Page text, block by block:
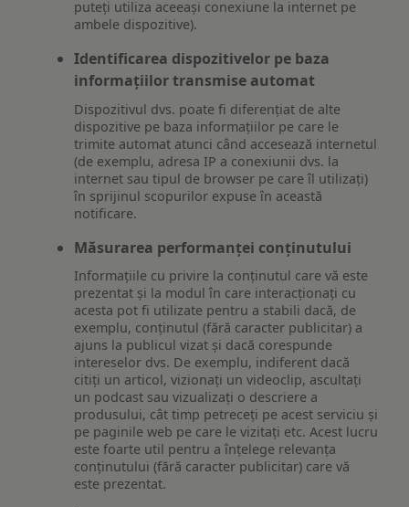
puteți utiliza aceeași conexiune la internet pe
ambele dispozitive).
Identificarea dispozitivelor pe baza
informațiilor transmise automat
Dispozitivul dvs. poate fi diferențiat de alte
dispozitive pe baza informațiilor pe care le
trimite automat atunci când accesează internetul
(de exemplu, adresa IP a conexiunii dvs. la
internet sau tipul de browser pe care îl utilizați)
în sprijinul scopurilor expuse în această
notificare.
Măsurarea performanței conținutului
Informațiile cu privire la conținutul care vă este
prezentat și la modul în care interacționați cu
acesta pot fi utilizate pentru a stabili dacă, de
exemplu, conținutul (fără caracter publicitar) a
ajuns la publicul vizat și dacă corespunde
intereselor dvs. De exemplu, indiferent dacă
citiți un articol, vizionați un videoclip, ascultați
un podcast sau vizualizați o descriere a
produsului, cât timp petreceți pe acest serviciu și
pe paginile web pe care le vizitați etc. Acest lucru
este foarte util pentru a înțelege relevanța
conținutului (fără caracter publicitar) care vă
este prezentat.